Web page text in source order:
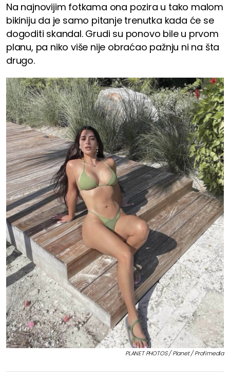
Na najnovijim fotkama ona pozira u tako malom
bikiniju da je samo pitanje trenutka kada će se
dogoditi skandal. Grudi su ponovo bile u prvom
planu, pa niko više nije obraćao pažnju ni na šta
drugo.
PLANET PHOTOS / Planet / Profimedia